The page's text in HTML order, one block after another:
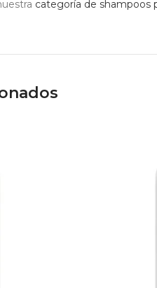
categoría de shampoos